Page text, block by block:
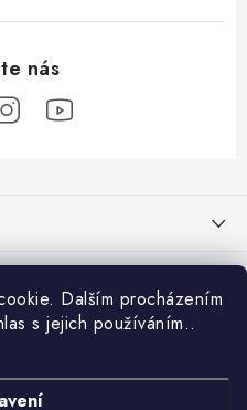
Dalším procházením
s jejich používáním..